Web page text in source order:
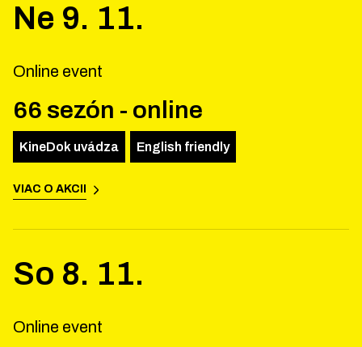
Ne 9. 11.
Online event
66 sezón - online
KineDok uvádza English friendly
VIAC O AKCII
So 8. 11.
Online event